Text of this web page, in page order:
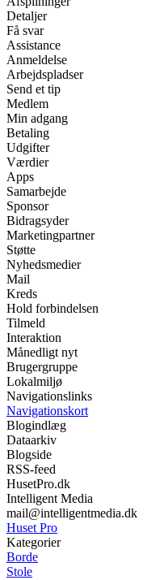
Detaljer
Få svar
Assistance
Anmeldelse
Arbejdspladser
Send et tip
Medlem
Min adgang
Betaling
Udgifter
Værdier
Apps
Samarbejde
Sponsor
Bidragsyder
Marketingpartner
Støtte
Nyhedsmedier
Mail
Kreds
Hold forbindelsen
Tilmeld
Interaktion
Månedligt nyt
Brugergruppe
Lokalmiljø
Navigationslinks
Navigationskort
Blogindlæg
Dataarkiv
Blogside
RSS-feed
HusetPro.dk
Intelligent Media
mail@intelligentmedia.dk
Huset Pro
Kategorier
Borde
Stole